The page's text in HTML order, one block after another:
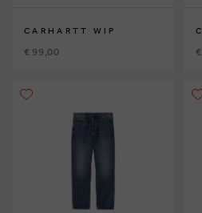
CARHARTT WIP
€ 99,00